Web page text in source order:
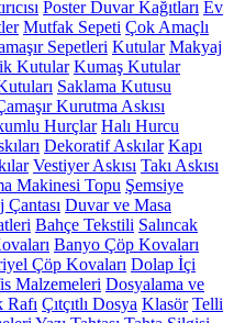
Poster Duvar Kağıtları Ev
Mutfak Sepeti Çok Amaçlı
Sepetleri Kutular Makyaj
Kutular Kumaş Kutular
Saklama Kutusu
Kurutma Askısı
Hurçlar Halı Hurcu
Dekoratif Askılar Kapı
Vestiyer Askısı Takı Askısı
Makinesi Topu Şemsiye
Duvar ve Masa
Bahçe Tekstili Salıncak
Banyo Çöp Kovaları
Çöp Kovaları Dolap İçi
Malzemeleri Dosyalama ve
Rafı Çıtçıtlı Dosya Klasör Telli